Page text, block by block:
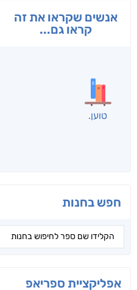
בפנוכו
חני שאטן
אנשים שקראו את זה